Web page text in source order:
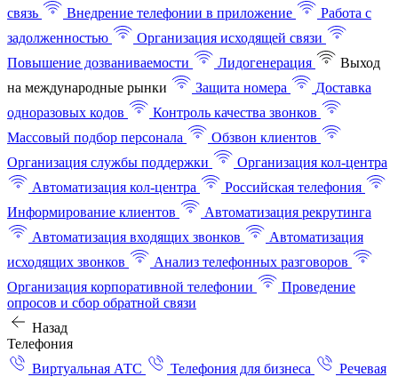
связь
Внедрение телефонии в приложение
Работа с
задолженностью
Организация исходящей связи
Повышение дозваниваемости
Лидогенерация
Выход
на международные рынки
Защита номера
Доставка
одноразовых кодов
Контроль качества звонков
Массовый подбор персонала
Обзвон клиентов
Организация службы поддержки
Организация кол-центра
Автоматизация кол-центра
Российская телефония
Информирование клиентов
Автоматизация рекрутинга
Автоматизация входящих звонков
Автоматизация
исходящих звонков
Анализ телефонных разговоров
Организация корпоративной телефонии
Проведение
опросов и сбор обратной связи
Назад
Телефония
Виртуальная АТС
Телефония для бизнеса
Речевая